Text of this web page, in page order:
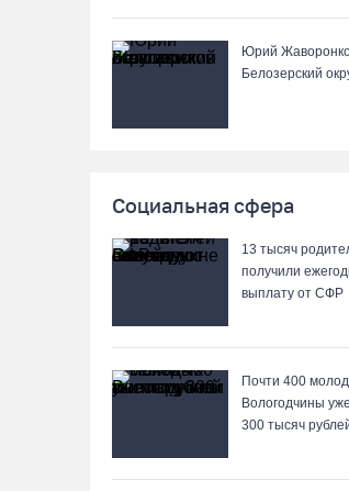
Юрий
Белозерский
Социальная сфера
13 тысяч
получили
выплату от СФР
Почти 400
Вологодчины
300 тысяч